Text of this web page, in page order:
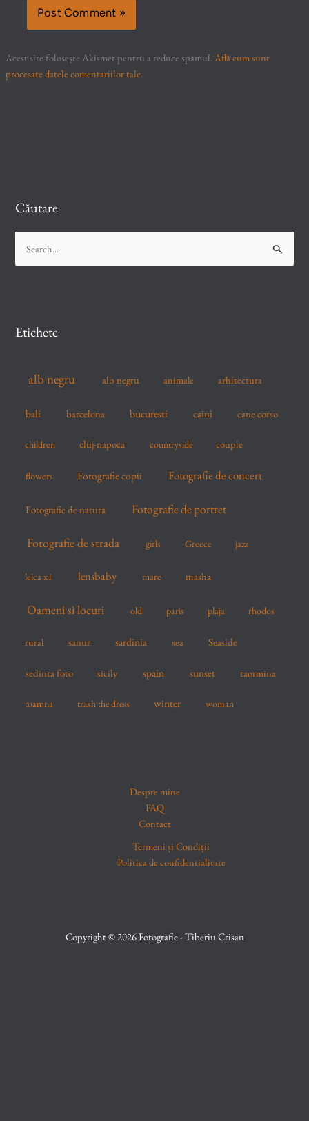
Acest site folosește Akismet pentru a reduce spamul.Află cum sunt
procesate datele comentariilor tale.
Căutare
e
h
Etichete
alb negru alb negru animale arhitectura
bali barcelona bucuresti caini cane corso
children cluj-napoca countryside couple
flowers Fotografie copii Fotografie de concert
Fotografie de natura Fotografie de portret
Fotografie de strada girls Greece jazz
leica x1 lensbaby mare masha
Oameni si locuri old paris plaja rhodos
rural sanur sardinia sea Seaside
sedinta foto sicily spain sunset taormina
toamna trash the dress winter woman
Despre mine
FAQ
Contact
Termeni și Condiții
Politica de confidentialitate
Copyright © 2026 Fotografie - Tiberiu Crisan